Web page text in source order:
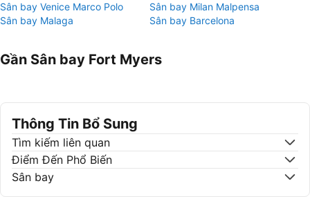
Sân bay Venice Marco Polo
Sân bay Milan Malpensa
Sân bay Malaga
Sân bay Barcelona
Gần Sân bay Fort Myers
Thông Tin Bổ Sung
Tìm kiếm liên quan
Điểm Đến Phổ Biến
Sân bay